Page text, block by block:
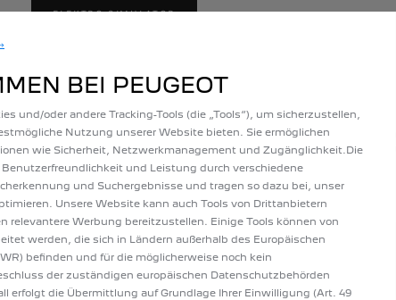
ELEKTRO-SIMULATOR
Sie Zeit beim Laden Ihres Elektroautos.
BEI PEUGEOT
und/oder andere Tracking-Tools (die „Tools“), um sicherzustellen,
Nutzung unserer Website bieten. Sie ermöglichen
wie Sicherheit, Netzwerkmanagement und Zugänglichkeit.Die
Benutzerfreundlichkeit und Leistung durch verschiedene
und Suchergebnisse und tragen so dazu bei, unser
Unsere Website kann auch Tools von Drittanbietern
relevantere Werbung bereitzustellen. Einige Tools können von
werden, die sich in Ländern außerhalb des Europäischen
befinden und für die möglicherweise noch kein
der zuständigen europäischen Datenschutzbehörden
erfolgt die Übermittlung auf Grundlage Ihrer Einwilligung (Art. 49